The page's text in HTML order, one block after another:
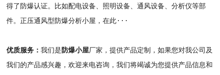
得了防爆认证。比如配电设备、照明设备、通风设备、分析仪等部
件。正压通风型防爆分析小屋，在此···
优质服务：我们是防爆小屋厂家，提供产品定制，如果您对我公司及
我们的产品感兴趣，欢迎来电咨询，我们将竭诚为您提供产品信息和